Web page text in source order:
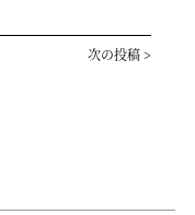
次の投稿 >